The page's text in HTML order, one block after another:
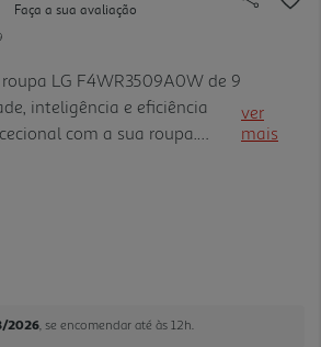
Faça a sua avaliação
LG F4WR3509A0W de 9
inteligência e eficiência
com a sua roupa.
AI DD, a máquina
dos tecidos para
mais atarefados, a
permite realizar uma
ver
mais
2026 , se encomendar até às 12h.